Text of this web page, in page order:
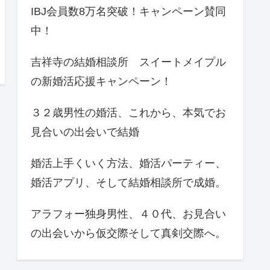
IBJ会員数8万名突破！キャンペーン賛同
中！
吉祥寺の結婚相談所 スイートメイプル
の新婚活応援キャンペーン！
３２歳男性の婚活、これから、本気でお
見合いの出会いで結婚
婚活上手くいく方法、婚活パーティー、
婚活アプリ、そして結婚相談所で成婚。
アラフォー独身男性、４０代、お見合い
の出会いから仮交際そして真剣交際へ。